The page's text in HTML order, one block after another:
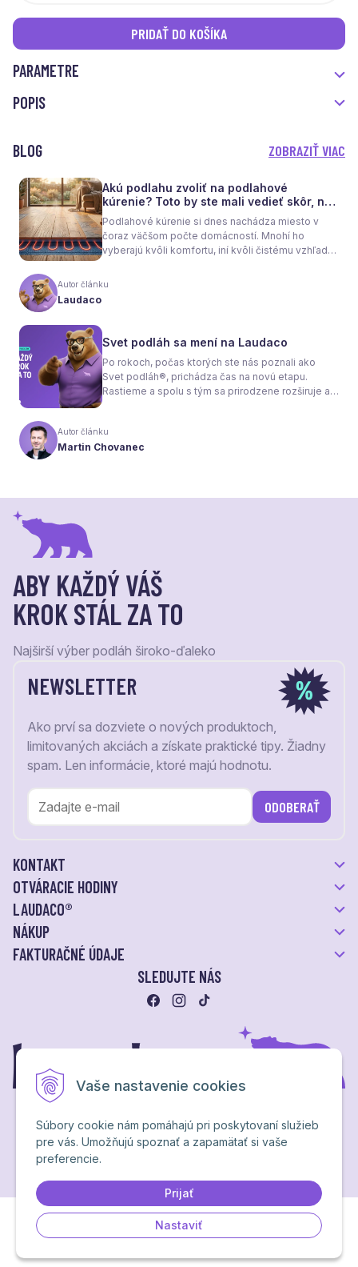
Vaše nastavenie cookies
Súbory cookie nám pomáhajú pri poskytovaní služieb
pre vás. Umožňujú spoznať a zapamätať si vaše
preferencie.
Prijať
Nastaviť
PRIDAŤ DO KOŠÍKA
PARAMETRE
POPIS
BLOG ZOBRAZIŤ VIAC
Akú podlahu zvoliť na podlahové
kúrenie? Toto by ste mali vedieť skôr, než
sa rozhodnete
Podlahové kúrenie si dnes nachádza miesto v
čoraz väčšom počte domácností. Mnohí ho
vyberajú kvôli komfortu, iní kvôli čistému vzhľadu
nielen na pocit tepla v miestnosti, ale aj na
spotrebu energie a celkové fungovanie kúrenia.
Autor článku
Laudaco
Svet podláh sa mení na Laudaco
Po rokoch, počas ktorých ste nás poznali ako
Svet podláh®, prichádza čas na novú etapu.
Rastieme a spolu s tým sa prirodzene rozširuje aj
vizuálnou identitou. Naším cieľom je, aby každý
váš krok stál za to.
Autor článku
Martin Chovanec
ABY KAŽDÝ VÁŠ
KROK STÁL ZA TO
Najširší výber podláh široko-ďaleko
NEWSLETTER
Ako prví sa dozviete o nových produktoch,
limitovaných akciách a získate praktické tipy. Žiadny
spam. Len informácie, ktoré majú hodnotu.
ODOBERAŤ
KONTAKT
OTVÁRACIE HODINY
LAUDACO®
NÁKUP
FAKTURAČNÉ ÚDAJE
SLEDUJTE NÁS
Ochrana osobných údajov
NextShop&